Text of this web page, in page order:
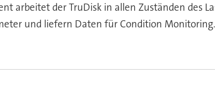
der TruDisk in allen Zuständen des
und liefern Daten für Condition